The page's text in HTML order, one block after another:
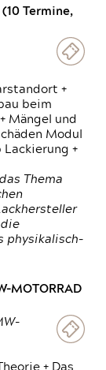
Termine,
+
beim
Mängel und
Modul
Lackierung +
Thema
die
physikalisch-
MOTORRAD
+ Das